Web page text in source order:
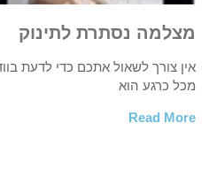
מצלמה נסתרת לתינוק
אין צורך לשאול אתכם כדי לדעת
מכל כרגע הוא
Read More